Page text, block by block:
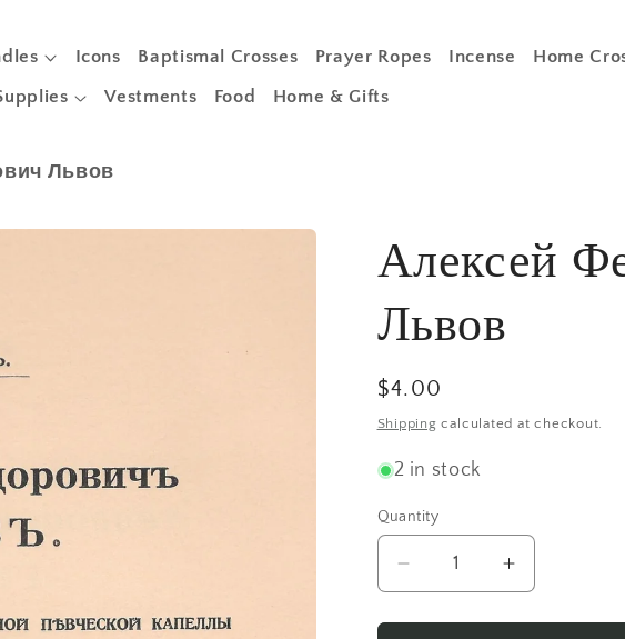
Icons Baptismal Crosses Prayer Ropes Incense Home
Vestments Food Home & Gifts
Львов
Алексей
Львов
Regular
price
$4.00
Shipping calculated at checkout.
2 in stock
Quantity
Decrease
quantity
for
Increase
quantity
for